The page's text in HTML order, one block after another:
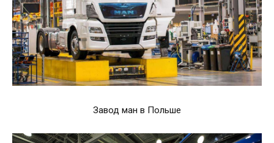
Завод ман в Польше